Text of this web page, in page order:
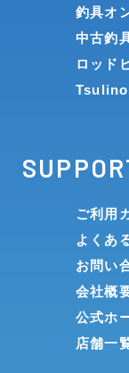
釣具オ
中古釣
ロッド
Tsulino
ご利用
よくあ
お問い
会社概
公式ホ
店舗一